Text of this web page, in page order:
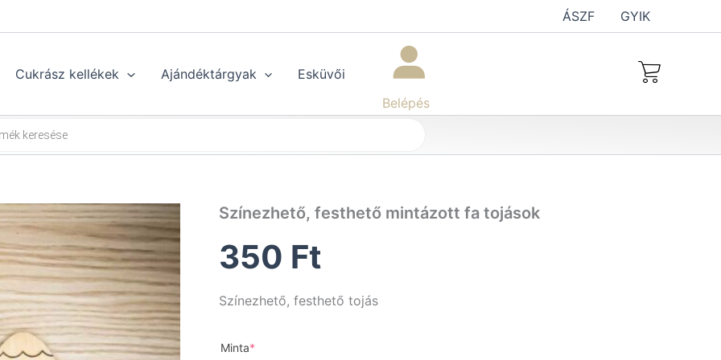
ÁSZF GYIK
Cukrász kellékek Ajándéktárgyak
Esküvői
Belépés
Színezhető, festhető mintázott fa tojások
350 Ft
Színezhető, festhető tojás
Minta*